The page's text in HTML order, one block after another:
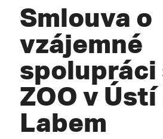
Smlouva o
vzájemné
spolupráci
ZOO v Ústí
Labem